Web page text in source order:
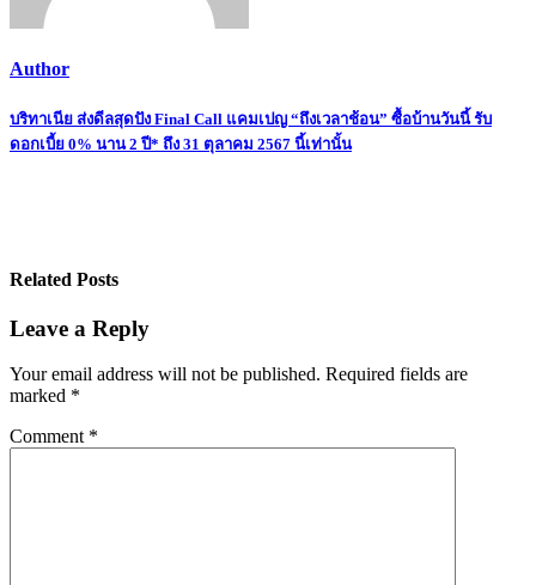
Author
Post
navigation
บริทาเนีย ส่งดีลสุดปัง Final Call แคมเปญ “ถึงเวลาช้อน” ซื้อบ้านวันนี้ รับ
ดอกเบี้ย 0% นาน 2 ปี* ถึง 31 ตุลาคม 2567 นี้เท่านั้น
Related Posts
Leave a Reply
Your email address will not be published. Required fields are
marked *
Comment *